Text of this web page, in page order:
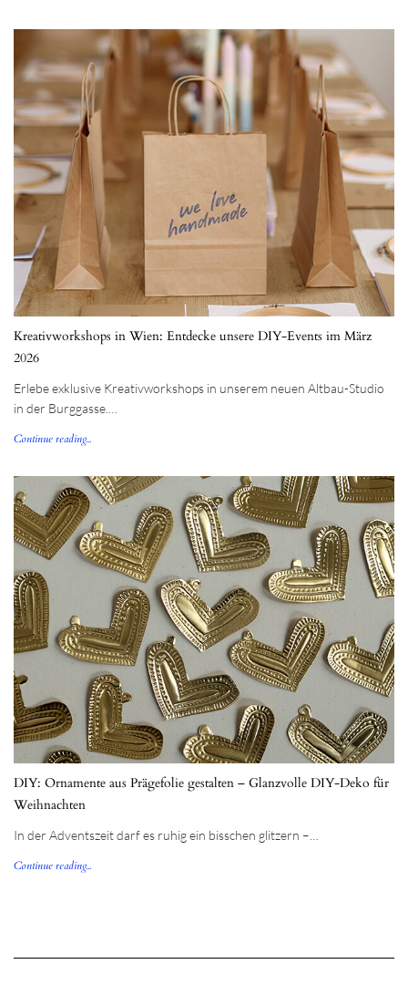
Kreativworkshops in Wien: Entdecke unsere DIY-Events im März
2026
Erlebe exklusive Kreativworkshops in unserem neuen Altbau-Studio
in der Burggasse.…
Continue reading...
DIY: Ornamente aus Prägefolie gestalten – Glanzvolle DIY-Deko für
Weihnachten
In der Adventszeit darf es ruhig ein bisschen glitzern –…
Continue reading...